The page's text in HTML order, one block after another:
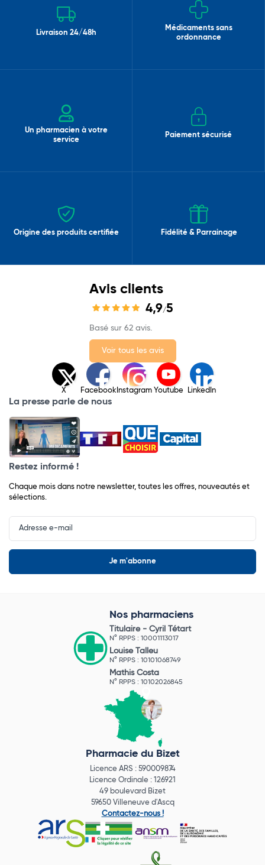
Livraison 24/48h
Médicaments sans
ordonnance
Un pharmacien à votre
service
Paiement sécurisé
Origine des produits certifiée Fidélité & Parrainage
Avis clients
4,9/5
Basé sur 62 avis.
Voir tous les avis
X Facebook Instagram Youtube LinkedIn
La presse parle de nous
Restez informé !
Chaque mois dans notre newsletter, toutes les offres, nouveautés et
sélections.
Input
Newsletter
Nos pharmaciens
Titulaire - Cyril Tétart
N° RPPS : 10001113017
Louise Talleu
N° RPPS : 10101068749
Mathis Costa
N° RPPS : 10102026845
Pharmacie du Bizet
Licence ARS : 590009874
Licence Ordinale : 126921
49 boulevard Bizet
59650 Villeneuve d'Ascq
Contactez-nous !